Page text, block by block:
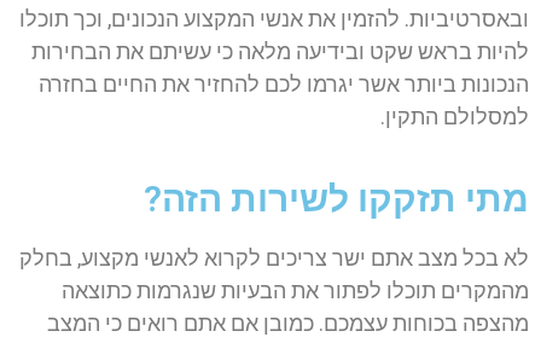
ובאסרטיביות. להזמין את אנשי המקצוע הנכונים, וכך תוכלו
להיות בראש שקט ובידיעה מלאה כי עשיתם את הבחירות
הנכונות ביותר אשר יגרמו לכם להחזיר את החיים בחזרה
למסלולם התקין.
מתי תזקקו לשירות הזה?
לא בכל מצב אתם ישר צריכים לקרוא לאנשי מקצוע, בחלק
מהמקרים תוכלו לפתור את הבעיות שנגרמות כתוצאה
מהצפה בכוחות עצמכם. כמובן אם אתם רואים כי המצב